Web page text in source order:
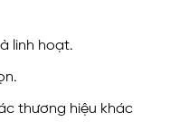
linh hoạt.
thương hiệu khác